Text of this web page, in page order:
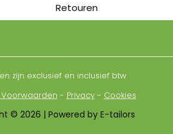
Retouren
zijn exclusief en inclusief btw
- Privacy- Cookies
© 2026 | Powered by E-tailors